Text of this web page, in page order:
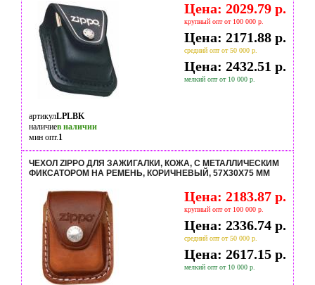
Цена: 2029.79 р.
крупный опт от 100 000 р.
Цена: 2171.88 р.
средний опт от 50 000 р.
Цена: 2432.51 р.
мелкий опт от 10 000 р.
артикулLPLBK
наличиев наличии
мин опт.1
ЧЕХОЛ ZIPPO ДЛЯ ЗАЖИГАЛКИ, КОЖА, С МЕТАЛЛИЧЕСКИМ
ФИКСАТОРОМ НА РЕМЕНЬ, КОРИЧНЕВЫЙ, 57Х30X75 ММ
Цена: 2183.87 р.
крупный опт от 100 000 р.
Цена: 2336.74 р.
средний опт от 50 000 р.
Цена: 2617.15 р.
мелкий опт от 10 000 р.